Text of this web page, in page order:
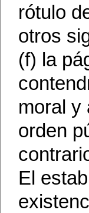
rótulo
otros
(f) la
moral y
orden
El